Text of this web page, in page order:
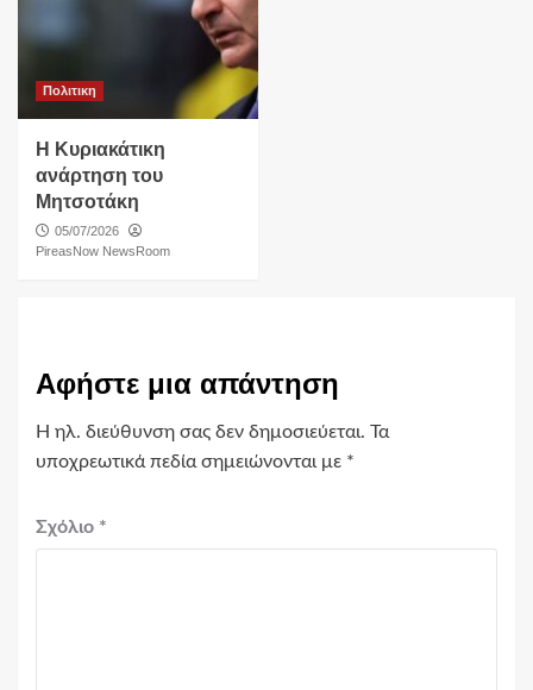
Πολιτικη
Η Κυριακάτικη
ανάρτηση του
Μητσοτάκη
05/07/2026
PireasNow NewsRoom
Αφήστε μια απάντηση
Η ηλ. διεύθυνση σας δεν δημοσιεύεται. Τα
υποχρεωτικά πεδία σημειώνονται με *
Σχόλιο *